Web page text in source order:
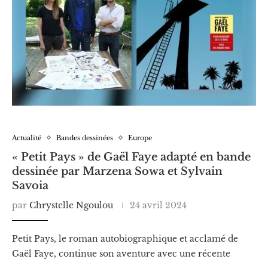
Actualité Bandes dessinées Europe
« Petit Pays » de Gaël Faye adapté en bande
dessinée par Marzena Sowa et Sylvain
Savoia
par Chrystelle Ngoulou 24 avril 2024
Petit Pays, le roman autobiographique et acclamé de
Gaël Faye, continue son aventure avec une récente